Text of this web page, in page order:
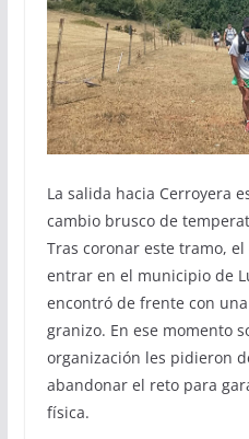
La salida hacia Cerroyera
cambio brusco de
Tras coronar este tramo,
entrar en el municipio de
encontró de frente con
granizo. En ese momento
organización les pidieron
abandonar el reto para
física.